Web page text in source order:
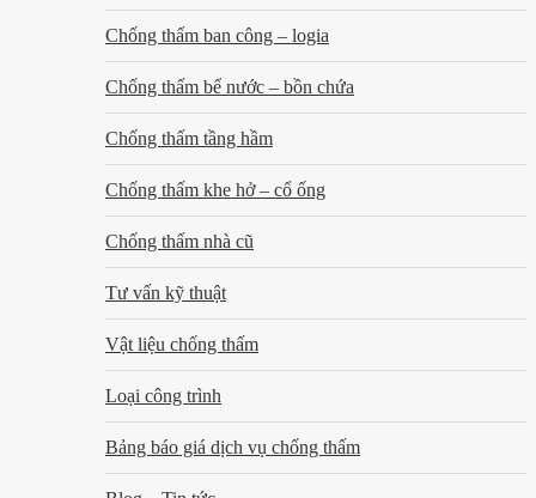
Chống thấm ban công – logia
Chống thấm bể nước – bồn chứa
Chống thấm tầng hầm
Chống thấm khe hở – cổ ống
Chống thấm nhà cũ
Tư vấn kỹ thuật
Vật liệu chống thấm
Loại công trình
Bảng báo giá dịch vụ chống thấm